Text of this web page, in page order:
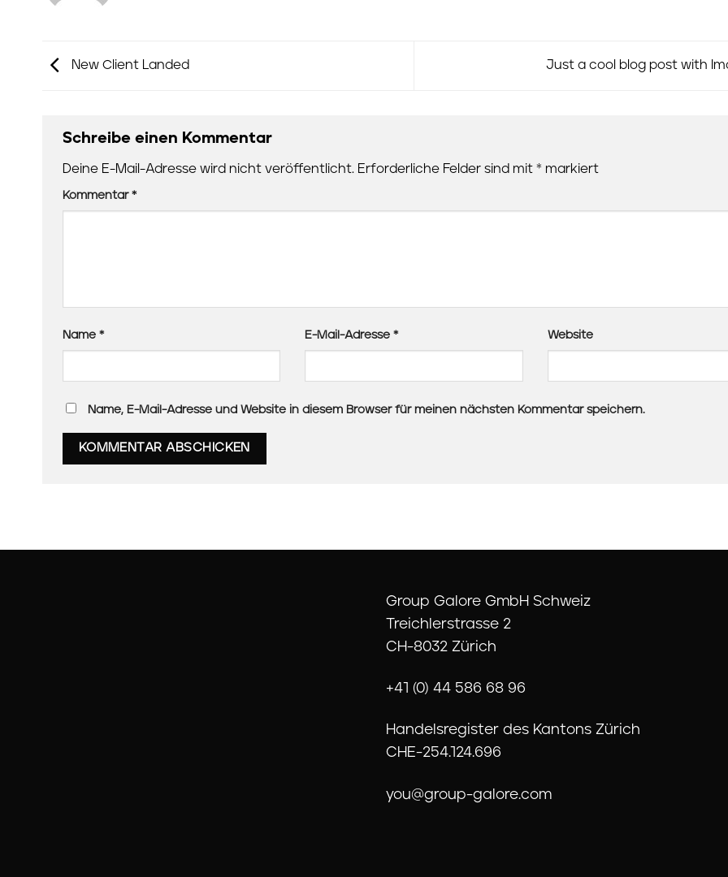
New Client Landed Just a cool blog post with
Schreibe einen Kommentar
Deine E-Mail-Adresse wird nicht veröffentlicht. Erforderliche Felder sind mit * markiert
Kommentar *
Name * E-Mail-Adresse* Website
Name, E-Mail-Adresse und Website in diesem Browser für meinen nächsten Kommentar speichern.
Group Galore GmbH Schweiz
Treichlerstrasse 2
CH-8032 Zürich
+41 (0) 44 586 68 96
Handelsregister des Kantons Zürich
CHE-254.124.696
you@group-galore.com